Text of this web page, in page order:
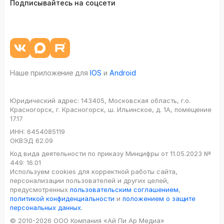
Подписывайтесь на соцсети
Наше приложение для IOS и Android
Юридический адрес: 143405, Московская область, г.о.
Красногорск, г. Красногорск, ш. Ильинское, д. 1А, помещение
17.17
ИНН: 6454085119
ОКВЭД 62.09
Код вида деятельности по приказу Минцифры от 11.05.2023 №
449: 16.01
Используем cookies для корректной работы сайта,
персонализации пользователей и других целей,
предусмотренных пользовательским соглашением,
политикой конфиденциальности и положением о защите
персональных данных.
© 2010-2026 ООО Компания «Ай Пи Ар Медиа»